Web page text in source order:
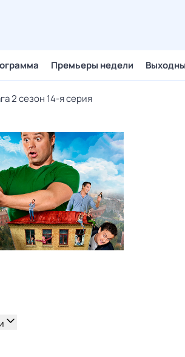
Премьеры недели
2 сезон 14-я серия